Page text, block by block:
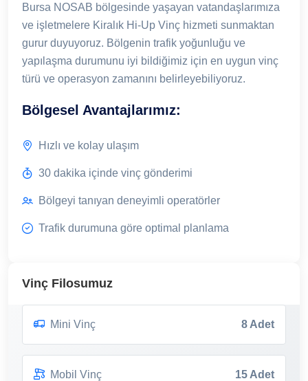
Bursa NOSAB bölgesinde yaşayan vatandaşlarımıza
ve işletmelere Kiralık Hi-Up Vinç hizmeti sunmaktan
gurur duyuyoruz. Bölgenin trafik yoğunluğu ve
yapılaşma durumunu iyi bildiğimiz için en uygun vinç
türü ve operasyon zamanını belirleyebiliyoruz.
Bölgesel Avantajlarımız:
Hızlı ve kolay ulaşım
30 dakika içinde vinç gönderimi
Bölgeyi tanıyan deneyimli operatörler
Trafik durumuna göre optimal planlama
Vinç Filosumuz
Mini Vinç 8 Adet
Mobil Vinç 15 Adet